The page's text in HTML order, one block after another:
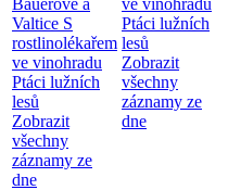
Bauerové a
Valtice S
rostlinolékařem
ve vinohradu
Ptáci lužních
lesů
Zobrazit
všechny
záznamy ze
dne
ve vinohradu
Ptáci lužních
lesů
Zobrazit
všechny
záznamy ze
dne